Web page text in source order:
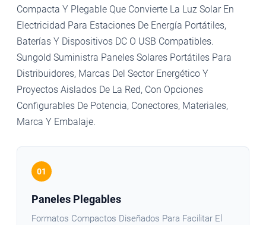
Compacta Y Plegable Que Convierte La Luz Solar En
Electricidad Para Estaciones De Energía Portátiles,
Baterías Y Dispositivos DC O USB Compatibles.
Sungold Suministra Paneles Solares Portátiles Para
Distribuidores, Marcas Del Sector Energético Y
Proyectos Aislados De La Red, Con Opciones
Configurables De Potencia, Conectores, Materiales,
Marca Y Embalaje.
01
Paneles Plegables
Formatos Compactos Diseñados Para Facilitar El